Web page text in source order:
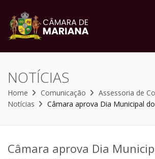
NOTÍCIAS
Home Comunicação
Assessoria de
Notícias
Câmara aprova Dia Municipal
Câmara aprova Dia